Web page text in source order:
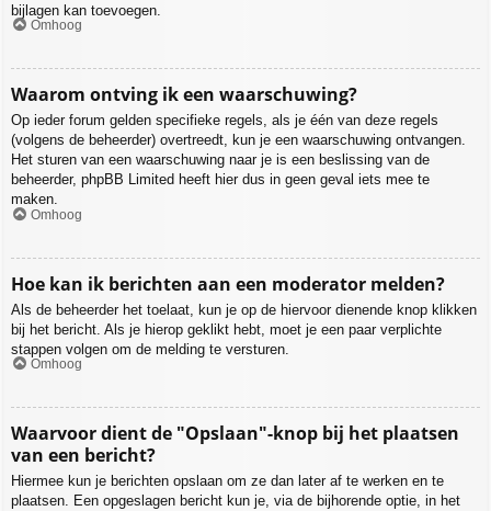
bijlagen kan toevoegen.
Omhoog
Waarom ontving ik een waarschuwing?
Op ieder forum gelden specifieke regels, als je één van deze regels
(volgens de beheerder) overtreedt, kun je een waarschuwing ontvangen.
Het sturen van een waarschuwing naar je is een beslissing van de
beheerder, phpBB Limited heeft hier dus in geen geval iets mee te
maken.
Omhoog
Hoe kan ik berichten aan een moderator melden?
Als de beheerder het toelaat, kun je op de hiervoor dienende knop klikken
bij het bericht. Als je hierop geklikt hebt, moet je een paar verplichte
stappen volgen om de melding te versturen.
Omhoog
Waarvoor dient de "Opslaan"-knop bij het plaatsen
van een bericht?
Hiermee kun je berichten opslaan om ze dan later af te werken en te
plaatsen. Een opgeslagen bericht kun je, via de bijhorende optie, in het